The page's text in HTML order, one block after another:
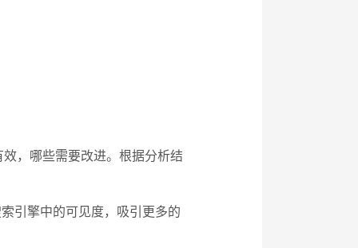
效，哪些需要改进。根据分析结
引擎中的可见度，吸引更多的